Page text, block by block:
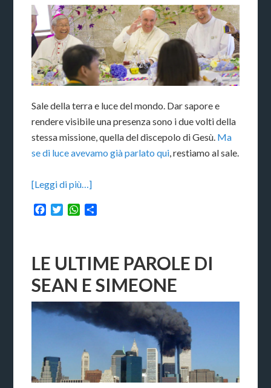
Sale della terra e luce del mondo. Dar sapore e
rendere visibile una presenza sono i due volti della
stessa missione, quella del discepolo di Gesù. Ma
se di luce avevamo già parlato qui , restiamo al sale.
[Leggi di più…]
Facebook
TwitterWhatsApp
LE ULTIME PAROLE DI
SEAN E SIMEONE